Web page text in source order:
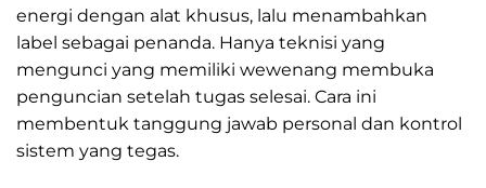
energi dengan alat khusus, lalu menambahkan
label sebagai penanda. Hanya teknisi yang
mengunci yang memiliki wewenang membuka
penguncian setelah tugas selesai. Cara ini
membentuk tanggung jawab personal dan kontrol
sistem yang tegas.